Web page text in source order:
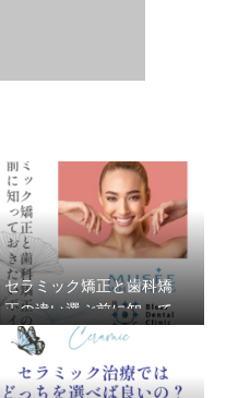
セラミック矯正と歯科矯
正の違い選ぶ前に知って
おきたいポイント